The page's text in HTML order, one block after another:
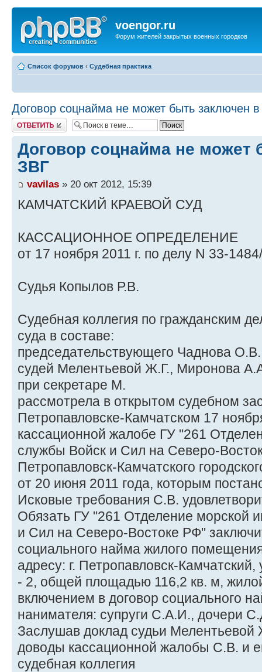
voengor.ru
Форум жителей закрытых военных городков
Список форумов ‹ Судебная практика
Договор соцнайма не может быть заключен
Ответить
Договор соцнайма не может
ЗВГ
vavilas » 20 окт 2012, 15:39
КАМЧАТСКИЙ КРАЕВОЙ СУД
КАССАЦИОННОЕ ОПРЕДЕЛЕНИЕ
от 17 ноября 2011 г. по делу N 33-
Судья Копылов Р.В.
Судебная коллегия по гражданским
суда в составе:
председательствующего Чаднова
судей Мелентьевой Ж.Г., Миронова
при секретаре М.
рассмотрела в открытом судебном
Петропавловске-Камчатском 17
кассационной жалобе ГУ "261
службы Войск и Сил на Северо-
Петропавловск-Камчатского
от 20 июня 2011 года, которым
Исковые требования С.В.
Обязать ГУ "261 Отделение морской
и Сил на Северо-Востоке РФ"
социального найма жилого
адресу: г. Петропавловск-
- 2, общей площадью 116,2 кв. м,
включением в договор социального
нанимателя: супруги С.А.И., дочери
Заслушав доклад судьи Мелентьевой
доводы кассационной жалобы С.В. и
судебная коллегия